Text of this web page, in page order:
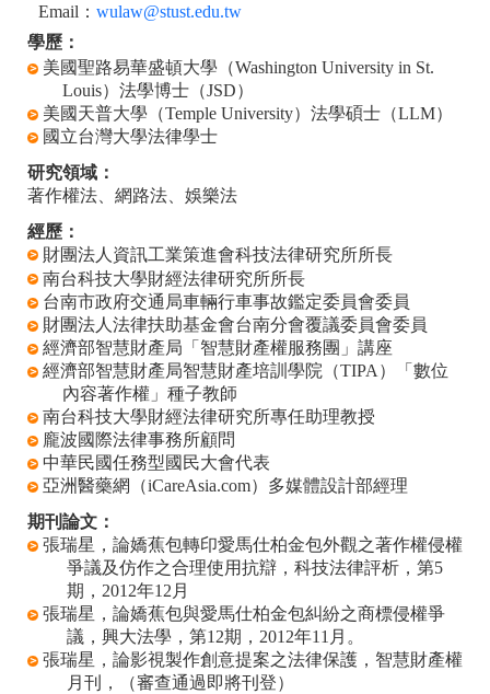
Email ： wulaw@stust.edu.tw
學歷：
美國聖路易華盛頓大學（Washington University in St.
Louis）法學博士（JSD）
美國天普大學（Temple University）法學碩士（LLM）
國立台灣大學法律學士
研究領域：
著作權法、網路法、娛樂法
經歷：
財團法人資訊工業策進會科技法律研究所所長
南台科技大學財經法律研究所所長
台南市政府交通局車輛行車事故鑑定委員會委員
財團法人法律扶助基金會台南分會覆議委員會委員
經濟部智慧財產局「智慧財產權服務團」講座
經濟部智慧財產局智慧財產培訓學院（TIPA ）「數位
內容著作權」種子教師
南台科技大學財經法律研究所專任助理教授
龐波國際法律事務所顧問
中華民國任務型國民大會代表
亞洲醫藥網（iCareAsia.com）多媒體設計部經理
期刊論文：
張瑞星， 論嬌蕉包轉印愛馬仕柏金包外觀之著作權侵權
爭議及仿作之合理使用抗辯， 科技法律評析，第5
期， 2012年12 月
張瑞星， 論嬌蕉包與愛馬仕柏金包糾紛之商標侵權爭
議 ，興大法學，第12期， 2012年11 月。
張瑞星， 論影視製作創意提案之法律保護， 智慧財產權
月刊，（審查通過即將刊登）